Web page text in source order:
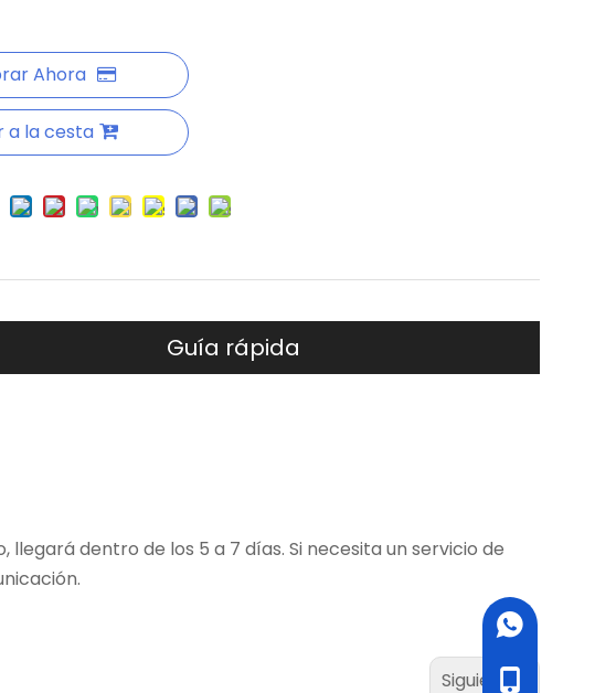
Ahora
a la cesta
Guía rápida
dentro de los 5 a 7 días. Si necesita un servicio de
Siguiente:
WhatsApp
cell Phone